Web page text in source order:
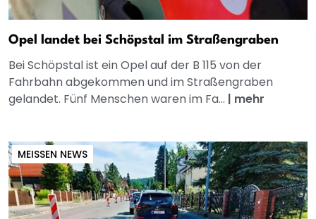
Opel landet bei Schöpstal im Straßengraben
Bei Schöpstal ist ein Opel auf der B 115 von der
Fahrbahn abgekommen und im Straßengraben
gelandet. Fünf Menschen waren im Fa... | mehr
MEISSEN NEWS